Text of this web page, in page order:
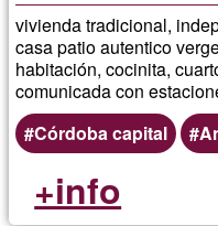
vivienda tradicional,
casa patio autentico
habitación, cocinita,
comunicada con
Córdoba capital
+info